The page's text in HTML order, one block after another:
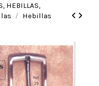
HEBILLAS,
Hebillas